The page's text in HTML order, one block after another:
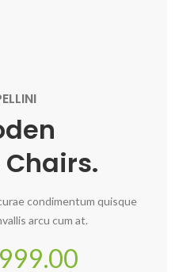
Chairs.
condimentum quisque
arcu cum at.